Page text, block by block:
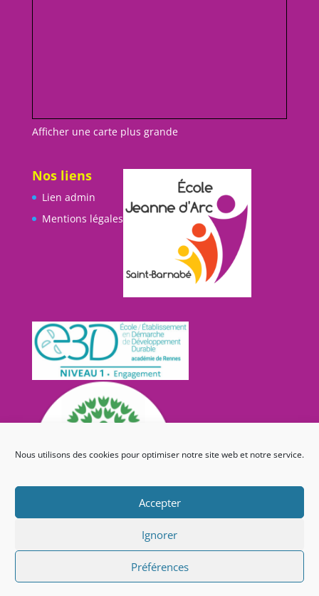
Nous utilisons des cookies pour optimiser notre site web et notre service.
Accepter
Ignorer
Préférences
Afficher une carte plus grande
Nos liens
Lien admin
Mentions légales